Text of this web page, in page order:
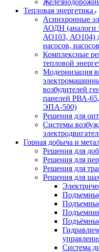
Тепловая энергетика
Асинхронные
АОДН (аналоги
АО103, АО104)
насосов,
Комплексные
тепловой
Модернизация
возбудителей
панелей РВА-
ЭПА-500)
Решения для
Системы
Горная добыча и
Решения для
Решения для
Решения для
Решения для
Система